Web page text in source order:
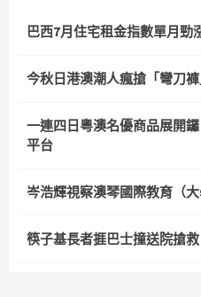
巴西7月住宅租金指數單月勁
今秋日港澳潮人瘋搶「彎刀褲
一連四日粵澳名優商品展開
平台
岑浩輝視察澳琴國際教育（
筷子基長者捱巴士撞送院搶